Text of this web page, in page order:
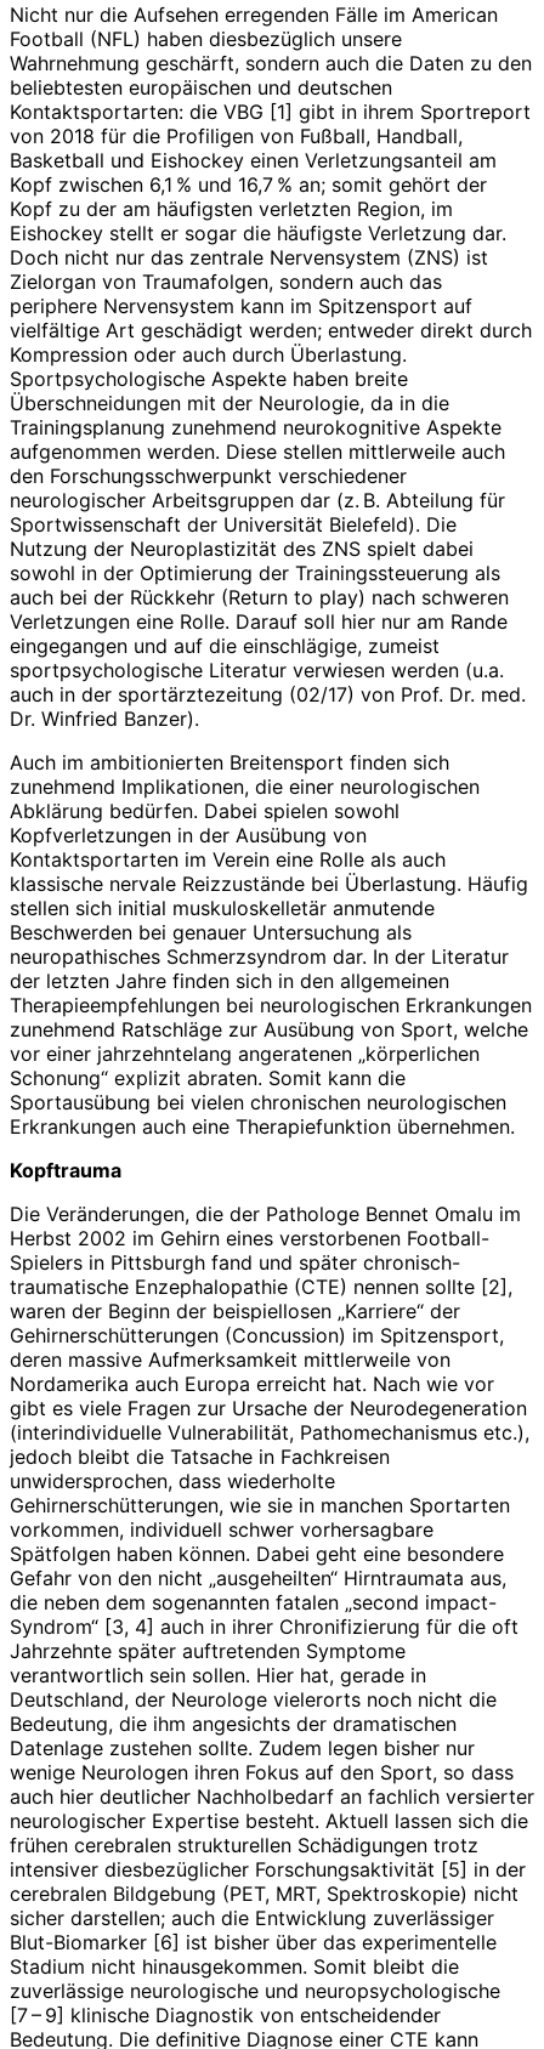
Nicht nur die Aufsehen erregenden Fälle im American
Football (NFL) haben diesbezüglich unsere
Wahrnehmung geschärft, sondern auch die Daten zu den
beliebtesten europäischen und deutschen
Kontaktsportarten: die VBG [1] gibt in ihrem Sportreport
von 2018 für die Profiligen von Fußball, Handball,
Basketball und Eishockey einen Verletzungsanteil am
Kopf zwischen 6,1 % und 16,7 % an; somit gehört der
Kopf zu der am häufigsten verletzten Region, im
Eishockey stellt er sogar die häufigste Verletzung dar.
Doch nicht nur das zentrale Nervensystem (ZNS) ist
Zielorgan von Traumafolgen, sondern auch das
periphere Nervensystem kann im Spitzensport auf
vielfältige Art geschädigt werden; entweder direkt durch
Kompression oder auch durch Überlastung.
Sportpsychologische Aspekte haben breite
Überschneidungen mit der Neurologie, da in die
Trainingsplanung zunehmend neurokognitive Aspekte
aufgenommen werden. Diese stellen mittlerweile auch
den Forschungsschwerpunkt verschiedener
neurologischer Arbeitsgruppen dar (z. B. Abteilung für
Sportwissenschaft der Universität Bielefeld). Die
Nutzung der Neuroplastizität des ZNS spielt dabei
sowohl in der Optimierung der Trainingssteuerung als
auch bei der Rückkehr (Return to play) nach schweren
Verletzungen eine Rolle. Darauf soll hier nur am Rande
eingegangen und auf die einschlägige, zumeist
sportpsycholo­gische Literatur verwiesen werden (u.a.
auch in der sportärztezeitung (02/17) von Prof. Dr. med.
Dr. Winfried Banzer).
Auch im ambitionierten Breitensport finden sich
zunehmend Implikationen, die einer neurologischen
Abklärung bedürfen. Dabei spielen sowohl
Kopfverletzungen in der Ausübung von
Kontaktsportarten im Verein eine Rolle als auch
klassische nervale Reizzustände bei Überlastung. Häufig
stellen sich initial muskuloskelletär anmutende
Beschwerden bei genauer Untersuchung als
neuropathisches Schmerzsyndrom dar. In der Literatur
der letzten Jahre finden sich in den allgemeinen
Therapieempfehlungen bei neurologischen Erkrankungen
zunehmend Ratschläge zur Ausübung von Sport, welche
vor einer jahrzehntelang angeratenen „körperlichen
Schonung“ explizit abraten. Somit kann die
Sportausübung bei vielen chronischen neurologischen
Erkrankungen auch eine Therapiefunktion übernehmen.
Kopftrauma
Die Veränderungen, die der Pathologe Bennet Omalu im
Herbst 2002 im Gehirn eines verstorbenen Football-
Spielers in Pittsburgh fand und später chronisch-
traumatische Enzephalopathie (CTE) nennen sollte [2],
waren der Beginn der beispiellosen „Karriere“ der
Gehirnerschütterungen (Concussion) im Spitzensport,
deren massive Aufmerksamkeit mittlerweile von
Nordamerika auch Europa erreicht hat. Nach wie vor
gibt es viele Fragen zur Ursache der Neurodegeneration
(interindividuelle Vulnerabilität, Pathomechanismus etc.),
jedoch bleibt die Tatsache in Fachkreisen
unwidersprochen, dass wiederholte
Gehirnerschütterungen, wie sie in manchen Sportarten
vorkommen, individuell schwer vorhersagbare
Spätfolgen haben können. Dabei geht eine besondere
Gefahr von den nicht „ausgeheilten“ Hirntraumata aus,
die neben dem sogenannten fatalen „second impact-
Syndrom“ [3, 4] auch in ihrer Chronifizierung für die oft
Jahrzehnte später auftretenden Symptome
verantwortlich sein sollen. Hier hat, gerade in
Deutschland, der Neurologe vielerorts noch nicht die
Bedeutung, die ihm angesichts der dramatischen
Datenlage zustehen sollte. Zudem legen bisher nur
wenige Neurologen ihren Fokus auf den Sport, so dass
auch hier deutlicher Nachholbedarf an fachlich versierter
neurologischer Expertise besteht. Aktuell lassen sich die
frühen cerebralen strukturellen Schädigungen trotz
intensiver diesbezüglicher Forschungsaktivität [5] in der
cerebralen Bildgebung (PET, MRT, Spektroskopie) nicht
sicher darstellen; auch die Entwicklung zuverlässiger
Blut-Biomarker [6] ist bisher über das experimentelle
Stadium nicht hinausgekommen. Somit bleibt die
zuverlässige neurolo­gische und neuropsychologische
[7 – 9] klinische Diagnostik von entscheidender
Bedeutung. Die definitive Diagnose einer CTE kann